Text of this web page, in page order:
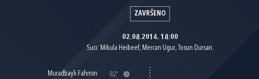
ZAVRŠENO
02.08.2014. 18:00
Suci: Mikula Heibeef, Mercan Ugur, Tosun Dursan.
Muradbayli Fahmin 82'